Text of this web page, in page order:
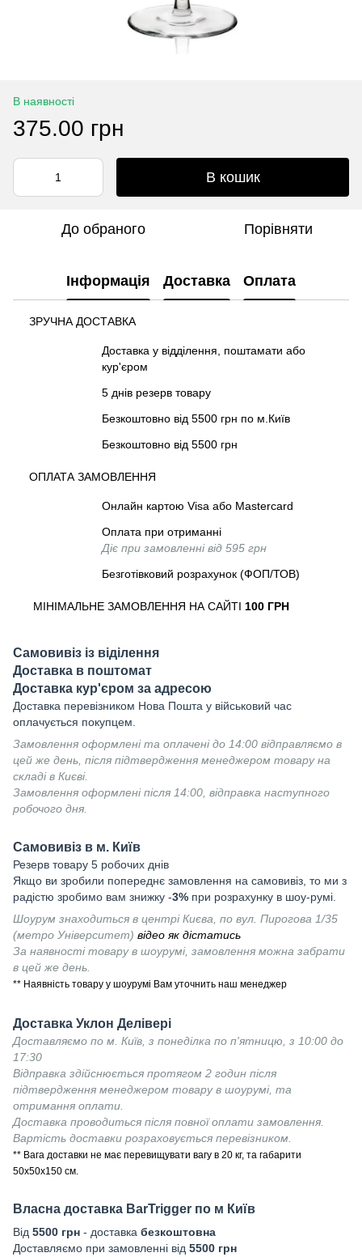
В наявності
375.00 грн
В кошик
До обраного Порівняти
Інформація Доставка Оплата
ЗРУЧНА ДОСТАВКА
Доставка у відділення, поштамати або
кур'єром
5 днів резерв товару
Безкоштовно від 5500 грн по м.Київ
Безкоштовно від 5500 грн
ОПЛАТА ЗАМОВЛЕННЯ
Онлайн картою Visa або Mastercard
Оплата при отриманні
Діє при замовленні від 595 грн
Безготівковий розрахунок (ФОП/ТОВ)
МІНІМАЛЬНЕ ЗАМОВЛЕННЯ НА САЙТІ 100 ГРН
Самовивіз із віділення
Доставка в поштомат
Доставка кур'єром за адресою
Доставка перевізником Нова Пошта у військовий час
оплачується покупцем.
Замовлення оформлені та оплачені до 14:00 відправляємо в
цей же день, після підтвердження менеджером товару на
складі в Києві.
Замовлення оформлені після 14:00, відправка наступного
робочого дня.
Самовивіз в м. Київ
Резерв товару 5 робочих днів
Якщо ви зробили попереднє замовлення на самовивіз, то ми з
радістю зробимо вам знижку -3% при розрахунку в шоу-румі.
Шоурум знаходиться в центрі Києва, по вул. Пирогова 1/35
(метро Університет) відео як дістатись
За наявності товару в шоурумі, замовлення можна забрати
в цей же день.
** Наявність товару у шоурумі Вам уточнить наш менеджер
Доставка Уклон Делівері
Доставляємо по м. Київ, з понеділка по п'ятницю, з 10:00 до
17:30
Відправка здійснюється протягом 2 годин після
підтвердження менеджером товару в шоурумі, та
отримання оплати.
Доставка проводиться після повної оплати замовлення.
Вартість доставки розраховується перевізником.
** Вага доставки не має перевищувати вагу в 20 кг, та габарити
50х50х150 см.
Власна доставка BarTrigger по м Київ
Від 5500 грн - доставка безкоштовна
Доставляємо при замовленні від 5500 грн